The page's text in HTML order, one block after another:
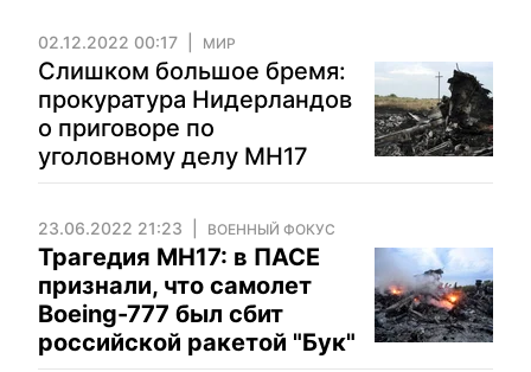
02.12.2022 00:17 МИР
Слишком большое бремя:
прокуратура Нидерландов
о приговоре по
уголовному делу MH17
23.06.2022 21:23 ВОЕННЫЙ ФОКУС
Трагедия МН17: в ПАСЕ
признали, что самолет
Boeing-777 был сбит
российской ракетой "Бук"